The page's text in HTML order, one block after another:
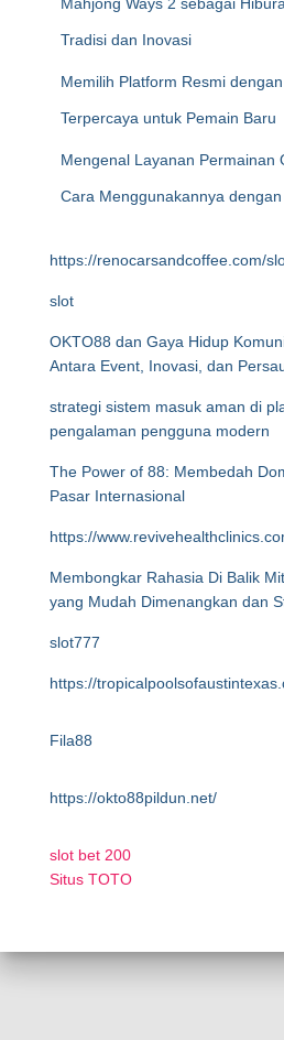
Tradisi dan Inovasi
Memilih Platform Resmi
Terpercaya untuk Pemain Baru
Mengenal Layanan Permainan
Cara Menggunakannya dengan
https://renocarsandcoffee.com/
slot
OKTO88 dan Gaya Hidup
Antara Event, Inovasi, dan
strategi sistem masuk aman di
pengalaman pengguna modern
The Power of 88: Membedah
Pasar Internasional
https://
Membongkar Rahasia Di Balik
yang Mudah Dimenangkan dan
slot777
https://
Fila88
https://okto88pildun.net/
slot bet 200
Situs TOTO